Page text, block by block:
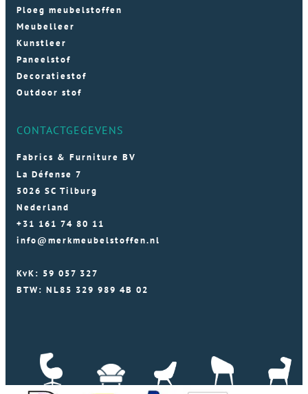
Ploeg meubelstoffen
Meubelleer
Kunstleer
Paneelstof
Decoratiestof
Outdoor stof
CONTACTGEGEVENS
Fabrics & Furniture BV
La Défense 7
5026 SC Tilburg
Nederland
+31 161 74 80 11
info@merkmeubelstoffen.nl
KvK: 59 057 327
BTW: NL85 329 989 4B 02